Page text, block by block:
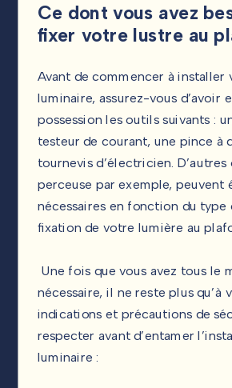
Ce dont vous avez
fixer votre lustre au
Avant de commencer à installer
luminaire, assurez-vous d’avoir
possession les outils suivants :
testeur de courant, une pince à
tournevis d’électricien.
perceuse par exemple, peuvent
nécessaires en fonction du type
fixation de votre lumière au
Une fois que vous avez tous le
nécessaire, il ne reste plus qu’à
indications et précautions de
respecter avant d’entamer
luminaire :